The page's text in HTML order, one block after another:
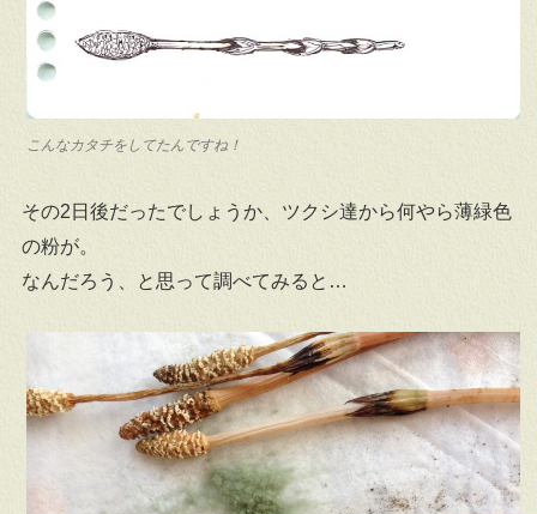
こんなカタチをしてたんですね！
その2日後だったでしょうか、ツクシ達から何やら薄緑色
の粉が。
なんだろう、と思って調べてみると…